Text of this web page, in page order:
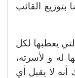
القائب
يعطبها لكل
له و لأسرته،
لا يقبل أي